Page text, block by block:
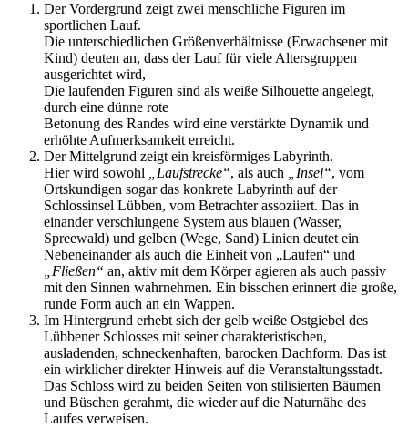
Der Vordergrund zeigt zwei menschliche Figuren im
sportlichen Lauf.
Die unterschiedlichen Größenverhältnisse (Erwachsener mit
Kind) deuten an, dass der Lauf für viele Altersgruppen
ausgerichtet wird,
Die laufenden Figuren sind als weiße Silhouette angelegt,
durch eine dünne rote
Betonung des Randes wird eine verstärkte Dynamik und
erhöhte Aufmerksamkeit erreicht.
Der Mittelgrund zeigt ein kreisförmiges Labyrinth.
Hier wird sowohl
„Laufstrecke“, als auch „Insel“, vom
Ortskundigen sogar das konkrete Labyrinth auf der
Schlossinsel Lübben, vom Betrachter assoziiert. Das in
einander verschlungene System aus blauen (Wasser,
Spreewald) und gelben (Wege, Sand) Linien deutet ein
Nebeneinander als auch die Einheit von „Laufen“ und
„Fließen“ an, aktiv mit dem Körper agieren als auch passiv
mit den Sinnen wahrnehmen. Ein bisschen erinnert die große,
runde Form auch an ein Wappen.
Im Hintergrund erhebt sich der gelb weiße Ostgiebel des
Lübbener Schlosses mit seiner charakteristischen,
ausladenden, schneckenhaften, barocken Dachform. Das ist
ein wirklicher direkter Hinweis auf die Veranstaltungsstadt.
Das Schloss wird zu beiden Seiten von stilisierten Bäumen
und Büschen gerahmt, die wieder auf die Naturnähe des
Laufes verweisen.